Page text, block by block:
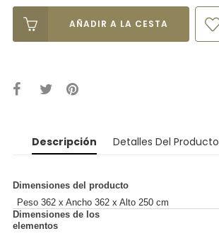
AÑADIR A LA CESTA
Descripción Detalles Del Producto
Dimensiones del producto
Peso 362 x Ancho 362 x Alto 250 cm
Dimensiones de los
elementos